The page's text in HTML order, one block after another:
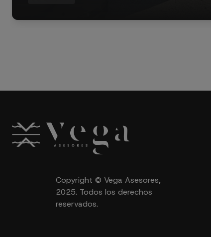
Copyright © Vega Asesores,
2025. Todos los derechos
reservados.